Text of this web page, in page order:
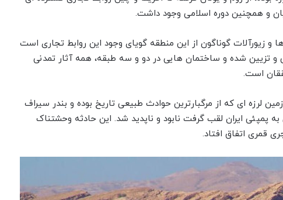
و همچنین دوره اسلامی وجود داشت.
گوناگون از این منطقه گویای وجود این روابط تجاری است
شده و ساختمان ‌هایی در دو و سه طبقه، همه آثار تمدنی
است.
لرزه ای که از مرگبارترین حوادث طبیعی تاریخ بوده و بندر سیراف
پمپئی ایران لقب گرفت نابود و ناپدید شد. این حادثه وحشتناک
اتفاق افتاد.